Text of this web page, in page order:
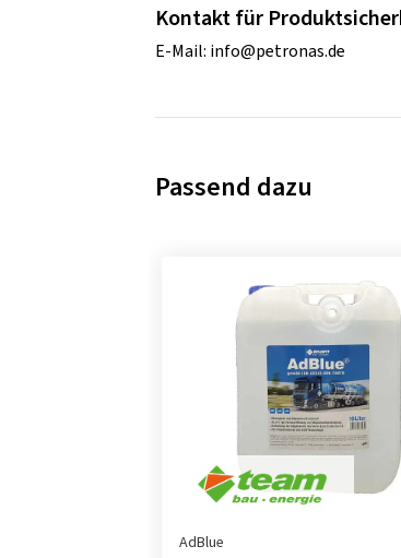
Kontakt für
E-Mail: info@petronas.de
Passend dazu
AdBlue